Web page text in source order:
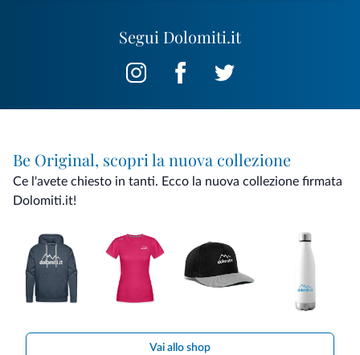
Segui Dolomiti.it
Be Original, scopri la nuova collezione
Ce l'avete chiesto in tanti. Ecco la nuova collezione firmata
Dolomiti.it!
Vai allo shop